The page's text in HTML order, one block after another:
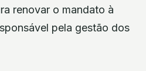
renovar o mandato à
pela gestão dos